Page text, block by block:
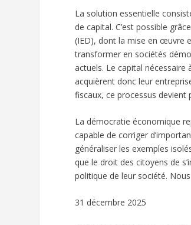
La solution essentielle
de capital. C’est possible
(IED), dont la mise en œuvre
transformer en sociétés
actuels. Le capital nécessaire
acquièrent donc leur
fiscaux, ce processus devient
La démocratie économique
capable de corriger
généraliser les exemples
que le droit des citoyens de
politique de leur société.
31 décembre 2025